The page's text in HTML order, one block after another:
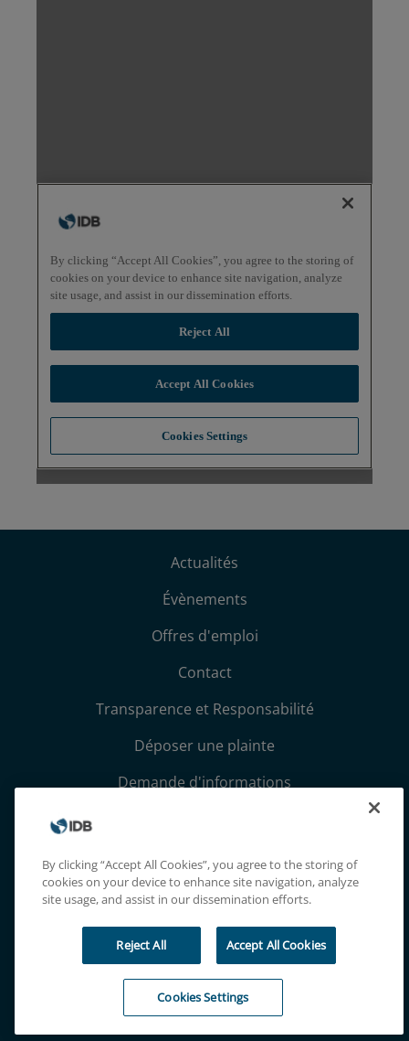
Actualités
Évènements
Offres d'emploi
Contact
Transparence et Responsabilité
Déposer une plainte
Demande d'informations
Conditions générales et avis de confidentialité
Extranet
By clicking “Accept All Cookies”, you agree to the storing of
cookies on your device to enhance site navigation, analyze
site usage, and assist in our dissemination efforts.
Reject All Accept All Cookies
Cookies Settings